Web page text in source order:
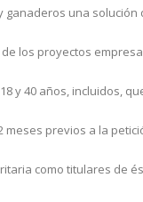
ganaderos una solución
los proyectos
y 40 años, incluidos,
meses previos a la
como titulares de